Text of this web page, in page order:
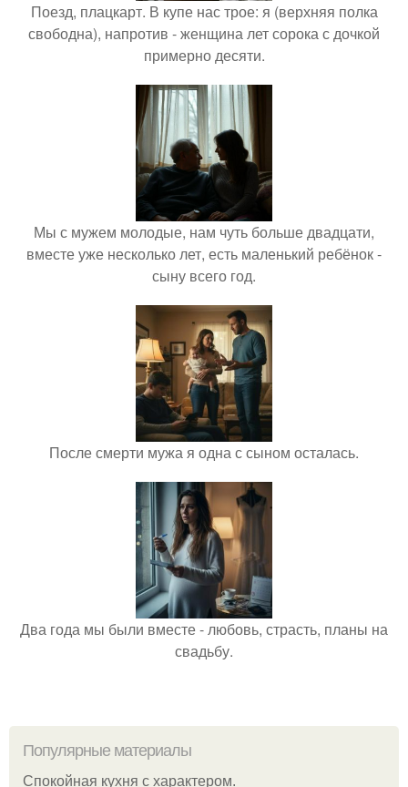
Поезд, плацкарт. В купе нас трое: я (верхняя полка
свободна), напротив - женщина лет сорока с дочкой
примерно десяти.
Мы с мужем молодые, нам чуть больше двадцати,
вместе уже несколько лет, есть маленький ребёнок -
сыну всего год.
После смерти мужа я одна с сыном осталась.
Два года мы были вместе - любовь, страсть, планы на
свадьбу.
Популярные материалы
Спокойная кухня с характером.